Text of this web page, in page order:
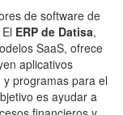
de software de
ERP de Datisa,
SaaS, ofrece
aplicativos
programas para el
es ayudar a